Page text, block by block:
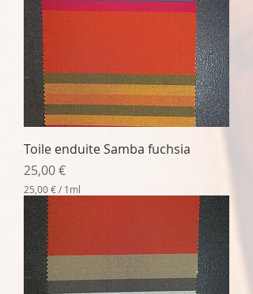
Toile enduite Samba fuchsia
Prix
25,00 €
25,00 €/ 1ml
2
€
p